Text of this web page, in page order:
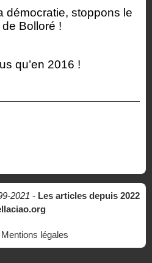
démocratie, stoppons le
Bolloré !
qu’en 2016 !
2021 - Les articles depuis 2022
Mentions légales